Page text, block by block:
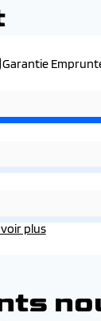
Garantie
plus